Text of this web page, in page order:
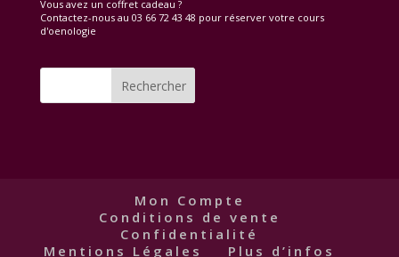
Vous avez un coffret cadeau ?
Contactez-nous au 03 66 72 43 48 pour réserver votre cours
d'oenologie
Mon Compte
Conditions de vente
Confidentialité
Mentions Légales
Plus d’infos